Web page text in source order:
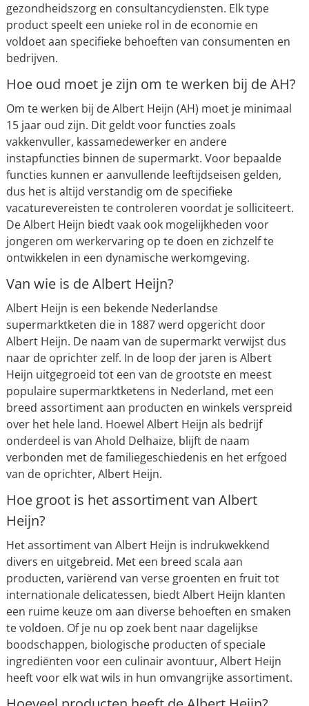
gezondheidszorg en consultancydiensten. Elk type
product speelt een unieke rol in de economie en
voldoet aan specifieke behoeften van consumenten en
bedrijven.
Hoe oud moet je zijn om te werken bij de AH?
Om te werken bij de Albert Heijn (AH) moet je minimaal
15 jaar oud zijn. Dit geldt voor functies zoals
vakkenvuller, kassamedewerker en andere
instapfuncties binnen de supermarkt. Voor bepaalde
functies kunnen er aanvullende leeftijdseisen gelden,
dus het is altijd verstandig om de specifieke
vacaturevereisten te controleren voordat je solliciteert.
De Albert Heijn biedt vaak ook mogelijkheden voor
jongeren om werkervaring op te doen en zichzelf te
ontwikkelen in een dynamische werkomgeving.
Van wie is de Albert Heijn?
Albert Heijn is een bekende Nederlandse
supermarktketen die in 1887 werd opgericht door
Albert Heijn. De naam van de supermarkt verwijst dus
naar de oprichter zelf. In de loop der jaren is Albert
Heijn uitgegroeid tot een van de grootste en meest
populaire supermarktketens in Nederland, met een
breed assortiment aan producten en winkels verspreid
over het hele land. Hoewel Albert Heijn als bedrijf
onderdeel is van Ahold Delhaize, blijft de naam
verbonden met de familiegeschiedenis en het erfgoed
van de oprichter, Albert Heijn.
Hoe groot is het assortiment van Albert
Heijn?
Het assortiment van Albert Heijn is indrukwekkend
divers en uitgebreid. Met een breed scala aan
producten, variërend van verse groenten en fruit tot
internationale delicatessen, biedt Albert Heijn klanten
een ruime keuze om aan diverse behoeften en smaken
te voldoen. Of je nu op zoek bent naar dagelijkse
boodschappen, biologische producten of speciale
ingrediënten voor een culinair avontuur, Albert Heijn
heeft voor elk wat wils in hun omvangrijke assortiment.